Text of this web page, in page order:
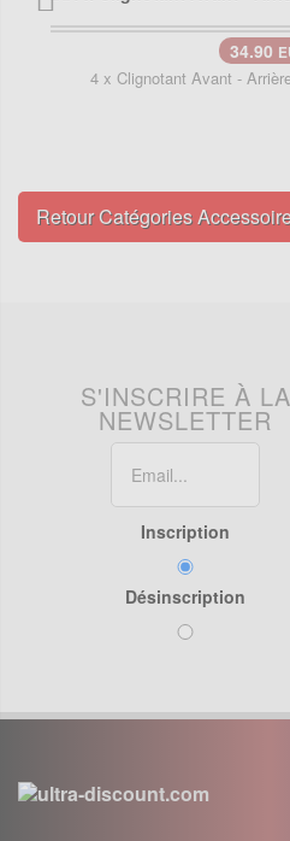
34.90
4 x Clignotant Avant -
Retour Catégories
S'INSCRIRE À LA
NEWSLETTER
Inscription
Désinscription